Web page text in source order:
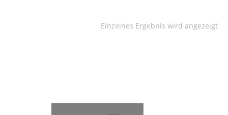
Einzelnes Ergebnis wird angezeigt